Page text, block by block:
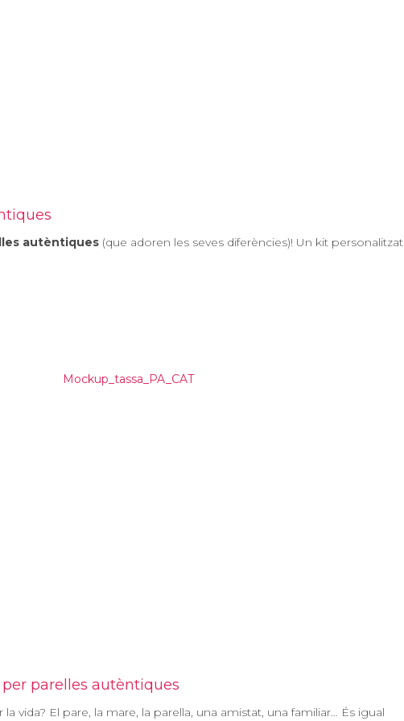
autèntiques(que adoren les seves diferències)! Un kit personalitzat
parelles autèntiques
vida? El pare, la mare, la parella, una amistat, una familiar… És igual